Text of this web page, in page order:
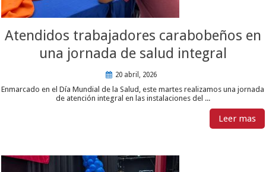
Atendidos trabajadores carabobeños en
una jornada de salud integral
20 abril, 2026
Enmarcado en el Día Mundial de la Salud, este martes realizamos una jornada
de atención integral en las instalaciones del ...
Leer mas